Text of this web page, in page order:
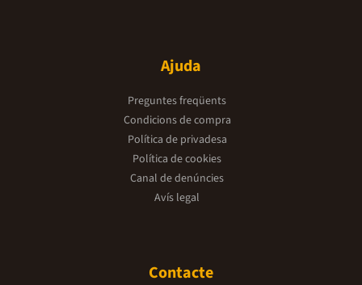
Ajuda
Preguntes freqüents
Condicions de compra
Política de privadesa
Política de cookies
Canal de denúncies
Avís legal
Contacte